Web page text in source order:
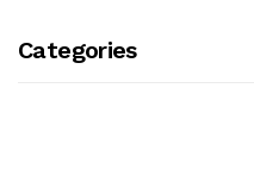
Categories